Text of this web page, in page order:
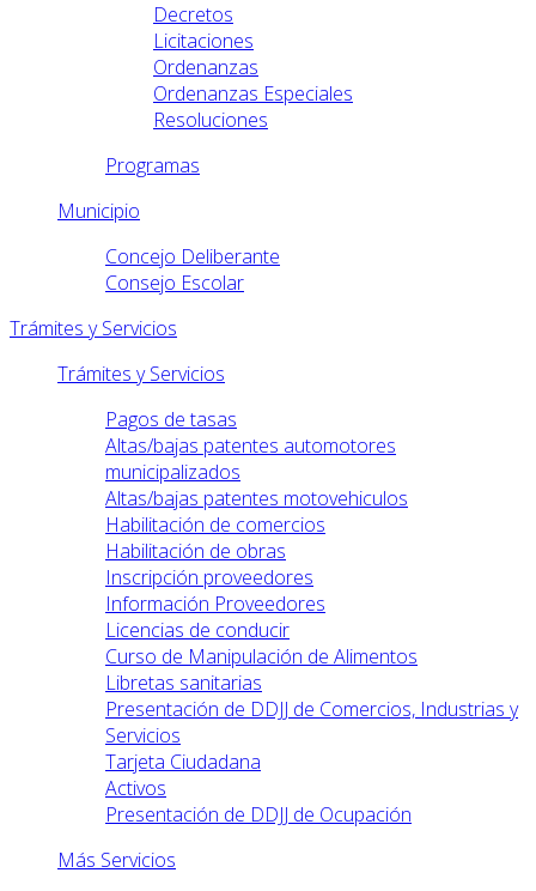
Decretos
Licitaciones
Ordenanzas
Ordenanzas Especiales
Resoluciones
Programas
Municipio
Concejo Deliberante
Consejo Escolar
Trámites y Servicios
Trámites y Servicios
Pagos de tasas
Altas/bajas patentes automotores
municipalizados
Altas/bajas patentes motovehiculos
Habilitación de comercios
Habilitación de obras
Inscripción proveedores
Información Proveedores
Licencias de conducir
Curso de Manipulación de Alimentos
Libretas sanitarias
Presentación de DDJJ de Comercios, Industrias y
Servicios
Tarjeta Ciudadana
Activos
Presentación de DDJJ de Ocupación
Más Servicios